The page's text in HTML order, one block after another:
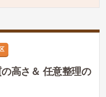
高さ＆ 任意整理の